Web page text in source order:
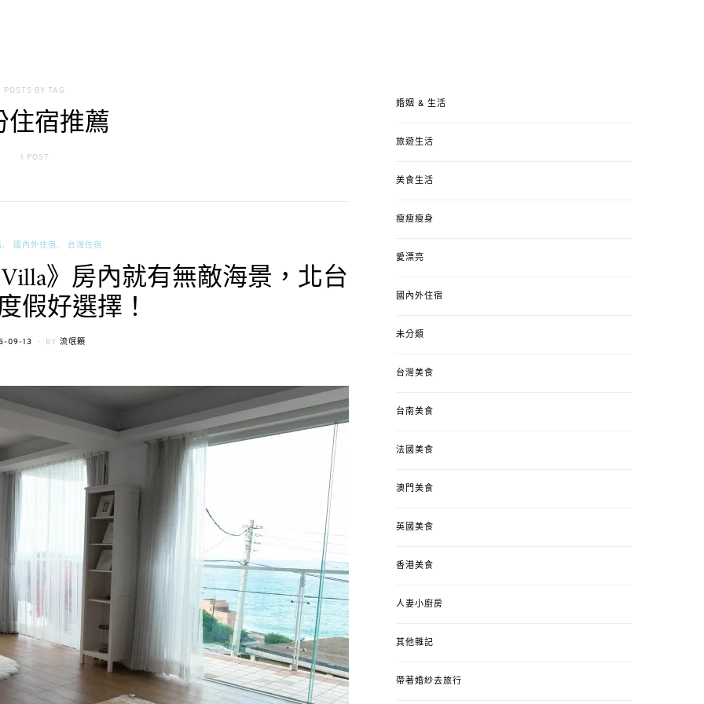
POSTS BY TAG
宿推薦
1 POST
國內外住宿 台灣住宿
》房內就有無敵海景，北台
假好選擇！
09-13 BY 流氓顆
婚姻 & 生活
旅遊生活
美食生活
瘦瘦瘦身
愛漂亮
國內外住宿
未分類
台灣美食
台南美食
法國美食
澳門美食
英國美食
香港美食
人妻小廚房
其他雜記
帶著婚紗去旅行